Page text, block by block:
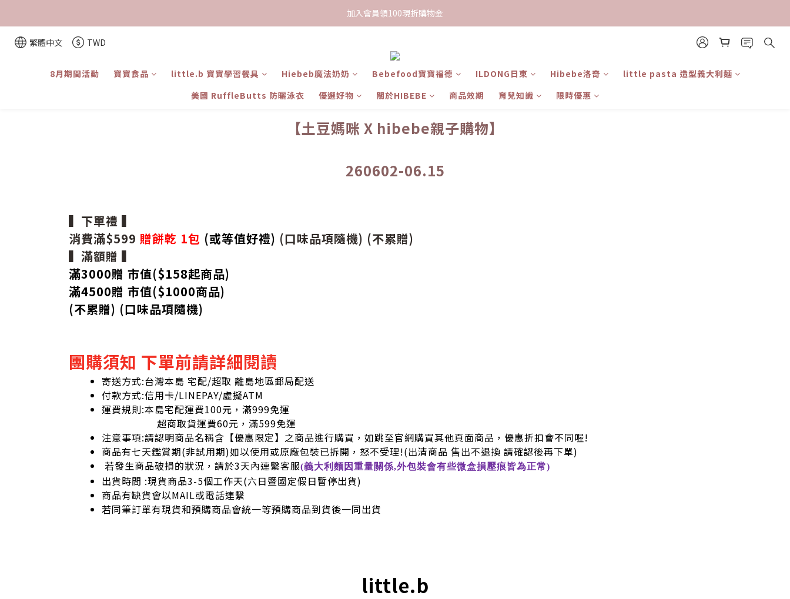
限時下單送餅乾乙包，滿$999免運
加入會員領100現折購物金
繁體中文 TWD
8月期間活動 寶寶食品 little.b 寶寶學習餐具 Hiebeb魔法奶奶 Bebefood寶寶福德 ILDONG日東 Hibebe洛奇
little pasta 造型義大利麵
美國 RuffleButts 防曬泳衣
優選好物 關於HIBEBE 商品效期 育兒知識 限時優惠
【土豆媽咪 X hibebe親子購物】
260602-06.15
▍下單禮 ▍
消費滿$599 贈餅乾 1包 (或等值好禮) (口味品項隨機) (不累贈)
▍滿額贈 ▍
滿3000贈 市值($158起商品)
滿4500贈 市值($1000商品)
(不累贈) (口味品項隨機)
團購須知 下單前請詳細閱讀
寄送方式:台灣本島 宅配/超取 離島地區郵局配送
付款方式:信用卡/LINEPAY/虛擬ATM
運費規則:本島宅配運費100元，滿999免運
超商取貨運費60元，滿599免運
注意事項:請認明商品名稱含【優惠限定】之商品進行購買，如跳至官網購買其他頁面商品，優惠折扣會不同喔!
商品有七天鑑賞期(非試用期)如以使用或原廠包裝已拆開，怒不受理!(出清商品 售出不退換 請確認後再下單)
若發生商品破損的狀況，請於3天內連繫客服(義大利麵因重量關係,外包裝會有些微盒損壓痕皆為正常)
出貨時間 :現貨商品3-5個工作天(六日暨國定假日暫停出貨)
商品有缺貨會以MAIL或電話連繫
若同筆訂單有現貨和預購商品會統一等預購商品到貨後一同出貨
little.b